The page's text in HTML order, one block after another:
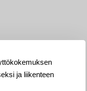
ja liikenteen